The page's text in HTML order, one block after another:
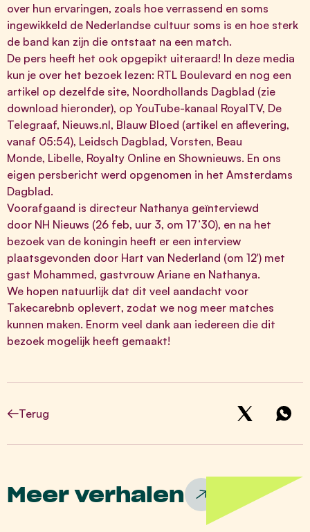
over hun ervaringen, zoals hoe verrassend en soms
ingewikkeld de Nederlandse cultuur soms is en hoe sterk
de band kan zijn die ontstaat na een match.
De pers heeft het ook opgepikt uiteraard! In deze media
kun je over het bezoek lezen: RTL Boulevard en nog een
artikel op dezelfde site, Noordhollands Dagblad (zie
download hieronder), op YouTube-kanaal RoyalTV, De
Telegraaf, Nieuws.nl, Blauw Bloed (artikel en aflevering,
vanaf 05:54), Leidsch Dagblad, Vorsten, Beau
Monde, Libelle, Royalty Online en Shownieuws. En ons
eigen persbericht werd opgenomen in het Amsterdams
Dagblad.
Voorafgaand is directeur Nathanya geïnterviewd
door NH Nieuws (26 feb, uur 3, om 17’30), en na het
bezoek van de koningin heeft er een interview
plaatsgevonden door Hart van Nederland (om 12′) met
gast Mohammed, gastvrouw Ariane en Nathanya.
We hopen natuurlijk dat dit veel aandacht voor
Takecarebnb oplevert, zodat we nog meer matches
kunnen maken. Enorm veel dank aan iedereen die dit
bezoek mogelijk heeft gemaakt!
Terug
Meer verhalen